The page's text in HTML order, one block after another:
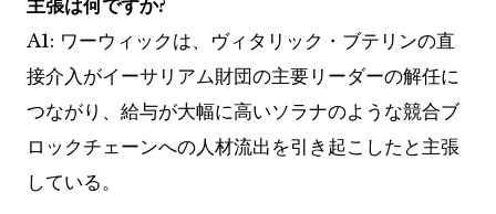
主張は何ですか?
A1: ワーウィックは、ヴィタリック・ブテリンの直
接介入がイーサリアム財団の主要リーダーの解任に
つながり、給与が大幅に高いソラナのような競合ブ
ロックチェーンへの人材流出を引き起こしたと主張
している。